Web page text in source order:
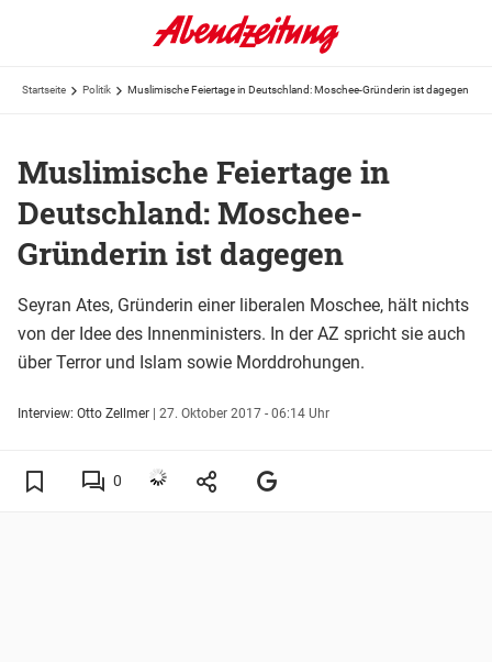
Startseite Politik Muslimische Feiertage in Deutschland: Moschee-Gründerin ist dagegen
Muslimische Feiertage in
Deutschland: Moschee-
Gründerin ist dagegen
Seyran Ates, Gründerin einer liberalen Moschee, hält nichts
von der Idee des Innenministers. In der AZ spricht sie auch
über Terror und Islam sowie Morddrohungen.
Interview: Otto Zellmer | 27. Oktober 2017 - 06:14 Uhr
0